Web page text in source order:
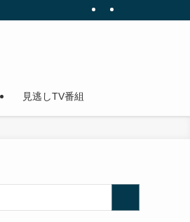
見逃しTV番組